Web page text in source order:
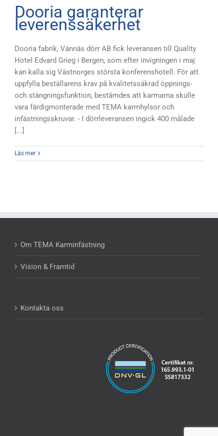
Dooria garanterar
leverenssäkerhet
Dooria fabrik, Vännäs dörr AB fick leveransen till Quality
Hotel Edvard Grieg i Bergen, som efter invigningen i maj
kan kalla sig Västnorges största konferenshotell. För att
uppfylla beställarens krav på kvalitetssäkrad öppnings-
och stängningsfunktion, bestämdes att karmarna skulle
vara färdigmonterade med TEMA karmhylsor och
infästningsskruvar. - I dörrleveransen ingick 400 målade
[...]
Läs mer
Om TEMA Karminfästning
Vision & Framtid
Kontakta oss